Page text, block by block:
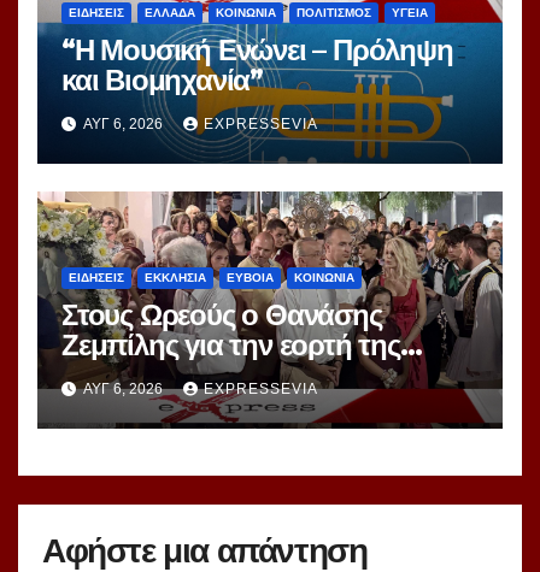
ΕΙΔΗΣΕΙΣ ΕΛΛΑΔΑ ΚΟΙΝΩΝΙΑ ΠΟΛΙΤΙΣΜΟΣ ΥΓΕΙΑ
“Η Μουσική Ενώνει – Πρόληψη
και Βιομηχανία”
ΑΥΓ 6, 2026 EXPRESSEVIA
ΕΙΔΗΣΕΙΣ ΕΚΚΛΗΣΙΑ ΕΥΒΟΙΑ ΚΟΙΝΩΝΙΑ
Στους Ωρεούς ο Θανάσης
Ζεμπίλης για την εορτή της
Μεταμορφώσεως Σωτήρος
ΑΥΓ 6, 2026 EXPRESSEVIA
Αφήστε μια απάντηση